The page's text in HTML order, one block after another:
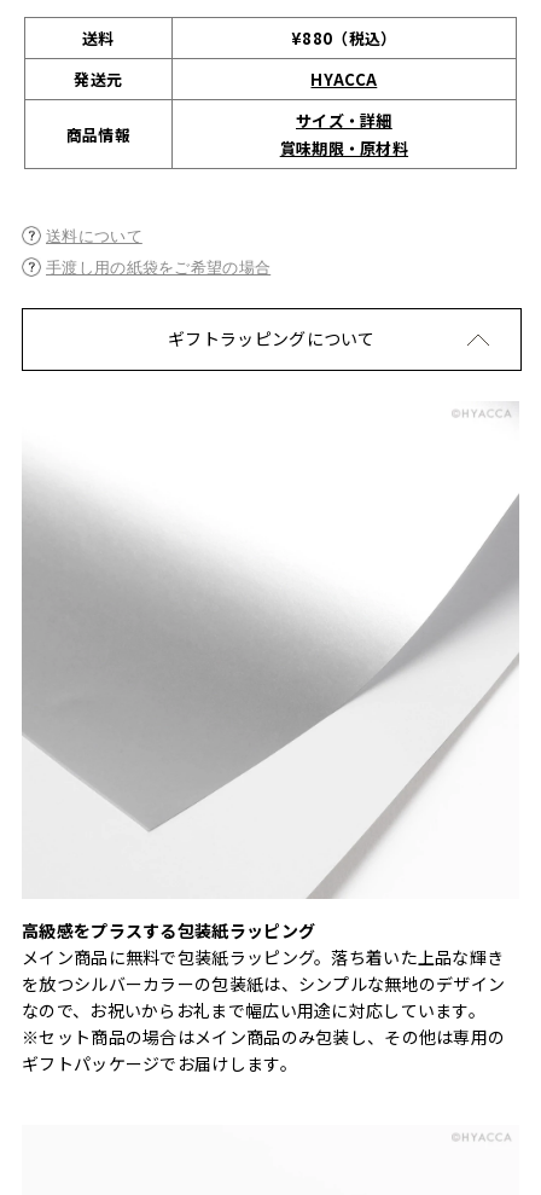
送料
¥880（税込）
発送元
HYACCA
商品情報
サイズ・詳細
賞味期限・原材料
送料について
手渡し用の紙袋をご希望の場合
ギフトラッピングについて
高級感をプラスする包装紙ラッピング
メイン商品に無料で包装紙ラッピング。落ち着いた上品な輝き
を放つシルバーカラーの包装紙は、シンプルな無地のデザイン
なので、お祝いからお礼まで幅広い用途に対応しています。
※セット商品の場合はメイン商品のみ包装し、その他は専用の
ギフトパッケージでお届けします。